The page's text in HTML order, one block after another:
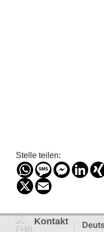
Stelle teilen:
WhatsAppMessage
X
Kontakt